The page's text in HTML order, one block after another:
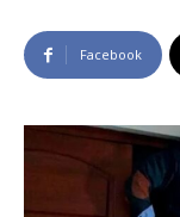
Facebook